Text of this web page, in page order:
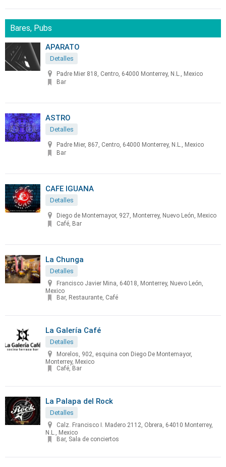
Bares, Pubs
APARATO
Detalles
Padre Mier 818, Centro, 64000 Monterrey, N.L., Mexico
Bar
ASTRO
Detalles
Padre Mier, 867, Centro, 64000 Monterrey, N.L., Mexico
Bar
CAFE IGUANA
Detalles
Diego de Montemayor, 927, Monterrey, Nuevo León, Mexico
Café, Bar
La Chunga
Detalles
Francisco Javier Mina, 64018, Monterrey, Nuevo León,
Mexico
Bar, Restaurante, Café
La Galería Café
Detalles
Morelos, 902, esquina con Diego De Montemayor,
Monterrey, Mexico
Café, Bar
La Palapa del Rock
Detalles
Calz. Francisco I. Madero 2112, Obrera, 64010 Monterrey,
N.L., Mexico
Bar, Sala de conciertos